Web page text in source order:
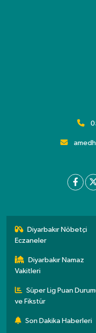
Diyarbakır Nöbetçi
Eczaneler
Diyarbakır Namaz
Vakitleri
Süper Lig Puan
ve Fikstür
Son Dakika Haberleri